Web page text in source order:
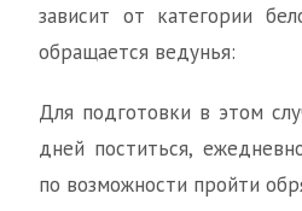
зависит от категории
обращается ведунья:
Для подготовки в этом
дней поститься,
по возможности пройти